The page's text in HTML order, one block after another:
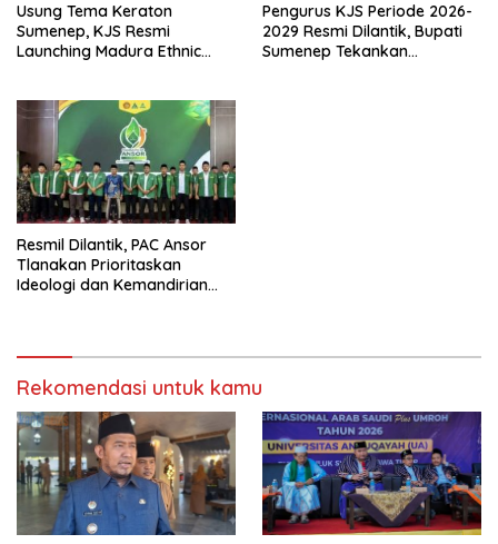
Usung Tema Keraton
Sumenep, KJS Resmi
Launching Madura Ethnic
Pengurus KJS Periode 2026-
2029 Resmi Dilantik, Bupati
Sumenep Tekankan
Resmil Dilantik, PAC Ansor
Tlanakan Prioritaskan
Ideologi dan Kemandirian
Rekomendasi untuk kamu